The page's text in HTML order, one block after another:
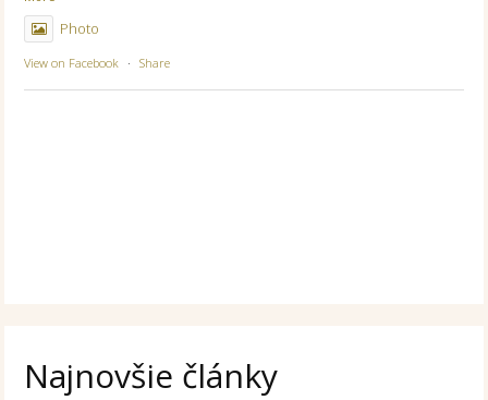
Photo
View on Facebook · Share
Najnovšie články